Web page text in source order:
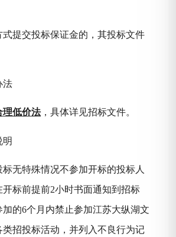
式提交投标保证金的，其投标文件
法
理低价法，具体详见招标文件。
明
标无特殊情况不参加开标的投标人
开标前提前2小时书面通知到招标
加的6个月内禁止参加江苏大纵湖文
招投标活动，并列入不良行为记